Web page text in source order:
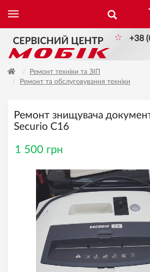
+38
Ремонт техніки та ЗІП
Ремонт та обслуговування техніки
Ремонт знищувача
Securio C16
1 500 грн